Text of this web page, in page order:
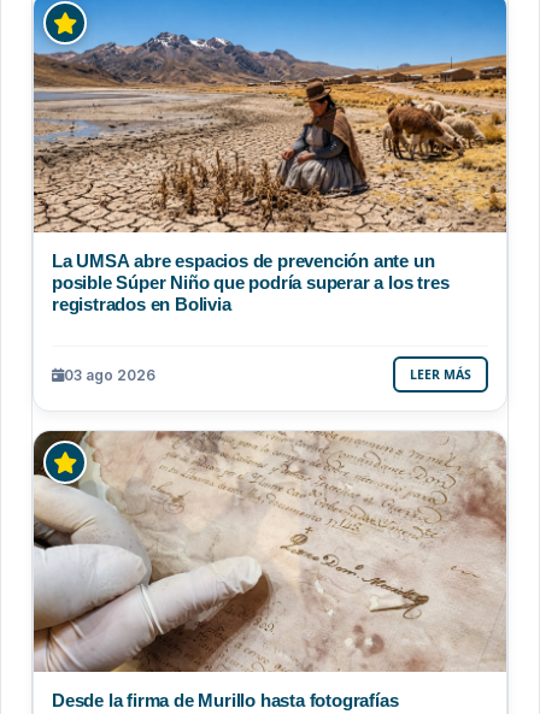
La UMSA abre espacios de prevención ante un
posible Súper Niño que podría superar a los tres
registrados en Bolivia
03 ago 2026 LEER MÁS
Desde la firma de Murillo hasta fotografías